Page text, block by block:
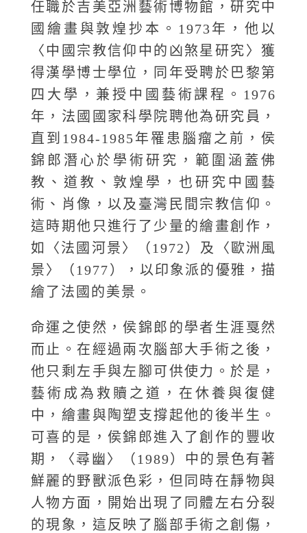
任職於吉美亞洲藝術博物館，研究中
國繪畫與敦煌抄本。1973年，他以
〈中國宗教信仰中的凶煞星研究〉獲
得漢學博士學位，同年受聘於巴黎第
四大學，兼授中國藝術課程。1976
年，法國國家科學院聘他為研究員，
直到1984-1985年罹患腦瘤之前，侯
錦郎潛心於學術研究，範圍涵蓋佛
教、道教、敦煌學，也研究中國藝
術、肖像，以及臺灣民間宗教信仰。
這時期他只進行了少量的繪畫創作，
如〈法國河景〉（1972）及〈歐洲風
景〉（1977），以印象派的優雅，描
繪了法國的美景。
命運之使然，侯錦郎的學者生涯戛然
而止。在經過兩次腦部大手術之後，
他只剩左手與左腳可供使力。於是，
藝術成為救贖之道，在休養與復健
中，繪畫與陶塑支撐起他的後半生。
可喜的是，侯錦郎進入了創作的豐收
期，〈尋幽〉（1989）中的景色有著
鮮麗的野獸派色彩，但同時在靜物與
人物方面，開始出現了同體左右分裂
的現象，這反映了腦部手術之創傷，